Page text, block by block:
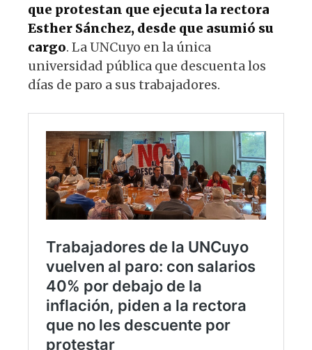
que protestan que ejecuta la rectora
Esther Sánchez, desde que asumió su
cargo. La UNCuyo en la única
universidad pública que descuenta los
días de paro a sus trabajadores.